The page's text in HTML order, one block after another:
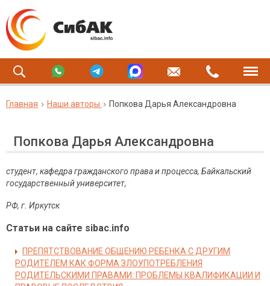
Главная Наши авторы Попкова Дарья Александровна
Попкова Дарья Александровна
студент, кафедра гражданского права и процесса, Байкальский
государственный университет,
РФ, г. Иркутск
Статьи на сайте sibac.info
ПРЕПЯТСТВОВАНИЕ ОБЩЕНИЮ РЕБЕНКА С ДРУГИМ
РОДИТЕЛЕМ КАК ФОРМА ЗЛОУПОТРЕБЛЕНИЯ
РОДИТЕЛЬСКИМИ ПРАВАМИ: ПРОБЛЕМЫ КВАЛИФИКАЦИИ И